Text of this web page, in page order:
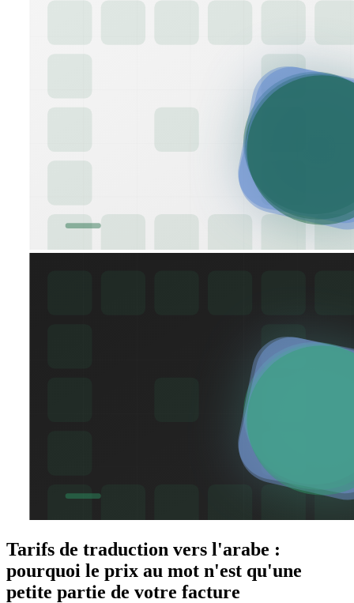
Tarifs de traduction vers l'arabe :
pourquoi le prix au mot n'est qu'une
petite partie de votre facture